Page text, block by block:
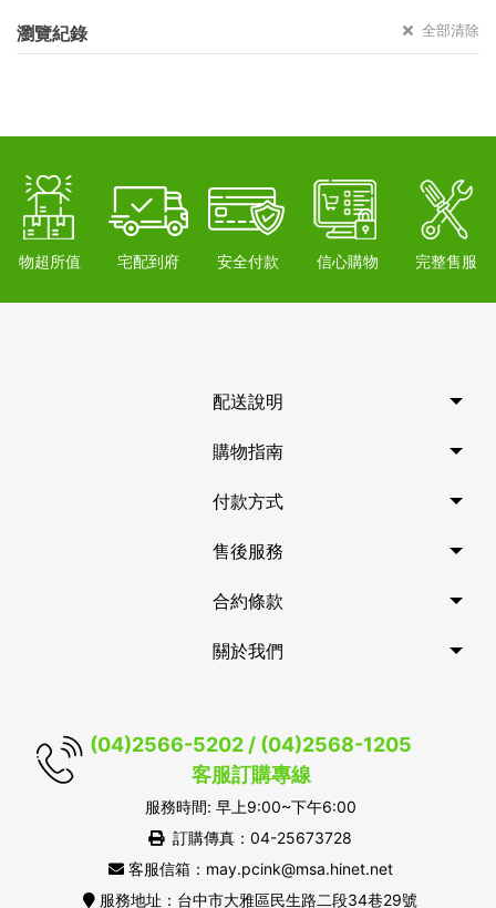
瀏覽紀錄 全部清除
物超所值 宅配到府 安全付款 信心購物 完整售服
配送說明
購物指南
付款方式
售後服務
合約條款
關於我們
(04)2566-5202 / (04)2568-1205
客服訂購專線
服務時間: 早上9:00~下午6:00
訂購傳真：04-25673728
客服信箱：may.pcink@msa.hinet.net
服務地址：台中市大雅區民生路二段34巷29號